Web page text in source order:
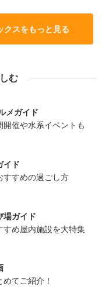
クスをもっと見る
む
メガイド
催や水系イベントも
イド
すすめの過ごし方
場ガイド
め屋内施設を大特集
てご紹介！